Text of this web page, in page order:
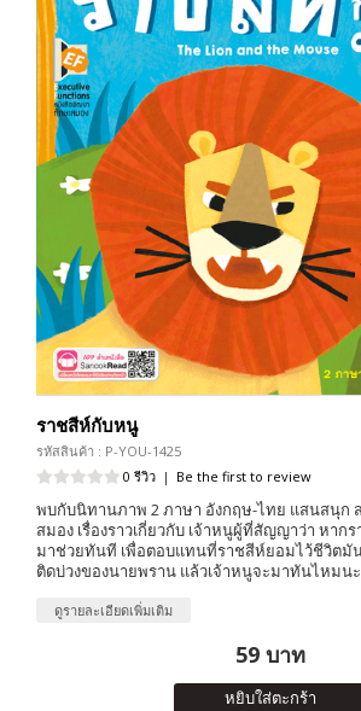
ราชสีห์กับหนู
รหัสสินค้า : P-YOU-1425
0 รีวิว | Be the first to review
พบกับนิทานภาพ 2 ภาษา อังกฤษ-ไทย แสนสนุก
สมอง เรื่องราวเกี่ยวกับ เจ้าหนูผู้ที่สัญญาว่า หาก
มาช่วยทันที เพื่อตอบแทนที่ราชสีห์ยอมไว้ชีวิตมั
ติดบ่วงของนายพราน แล้วเจ้าหนูจะมาทันไหมนะ
ดูรายละเอียดเพิ่มเติม
59 บาท
หยิบใส่ตะกร้า